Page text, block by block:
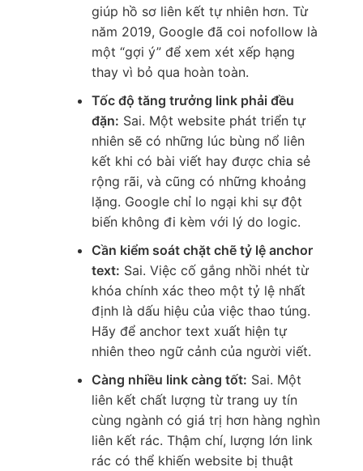
giúp hồ sơ liên kết tự nhiên hơn. Từ
năm 2019, Google đã coi nofollow là
một “gợi ý” để xem xét xếp hạng
thay vì bỏ qua hoàn toàn.
Tốc độ tăng trưởng link phải đều
đặn: Sai. Một website phát triển tự
nhiên sẽ có những lúc bùng nổ liên
kết khi có bài viết hay được chia sẻ
rộng rãi, và cũng có những khoảng
lặng. Google chỉ lo ngại khi sự đột
biến không đi kèm với lý do logic.
Cần kiểm soát chặt chẽ tỷ lệ anchor
text: Sai. Việc cố gắng nhồi nhét từ
khóa chính xác theo một tỷ lệ nhất
định là dấu hiệu của việc thao túng.
Hãy để anchor text xuất hiện tự
nhiên theo ngữ cảnh của người viết.
Càng nhiều link càng tốt: Sai. Một
liên kết chất lượng từ trang uy tín
cùng ngành có giá trị hơn hàng nghìn
liên kết rác. Thậm chí, lượng lớn link
rác có thể khiến website bị thuật